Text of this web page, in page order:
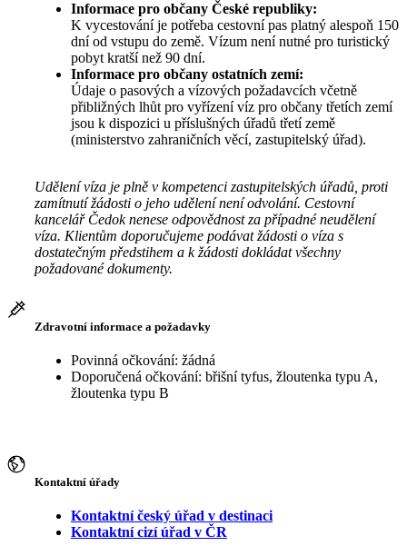
Informace pro občany České republiky:
K vycestování je potřeba cestovní pas platný alespoň 150
dní od vstupu do země. Vízum není nutné pro turistický
pobyt kratší než 90 dní.
Informace pro občany ostatních zemí:
Údaje o pasových a vízových požadavcích včetně
přibližných lhůt pro vyřízení víz pro občany třetích zemí
jsou k dispozici u příslušných úřadů třetí země
(ministerstvo zahraničních věcí, zastupitelský úřad).
Udělení víza je plně v kompetenci zastupitelských úřadů, proti
zamítnutí žádosti o jeho udělení není odvolání. Cestovní
kancelář Čedok nenese odpovědnost za případné neudělení
víza. Klientům doporučujeme podávat žádosti o víza s
dostatečným předstihem a k žádosti dokládat všechny
požadované dokumenty.
Zdravotní informace a požadavky
Povinná očkování: žádná
Doporučená očkování: břišní tyfus, žloutenka typu A,
žloutenka typu B
Kontaktní úřady
Kontaktní český úřad v destinaci
Kontaktní cizí úřad v ČR